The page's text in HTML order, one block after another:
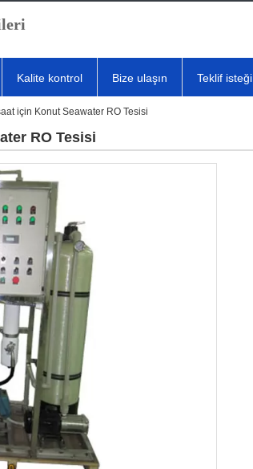
Kalite kontrol Bize ulaşın Teklif isteği
için Konut Seawater RO Tesisi
RO Tesisi